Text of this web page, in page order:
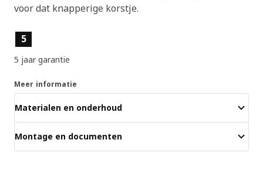
voor dat knapperige korstje.
Producteigenschappen
5
5 jaar garantie
Meer informatie
Materialen en onderhoud
Montage en documenten